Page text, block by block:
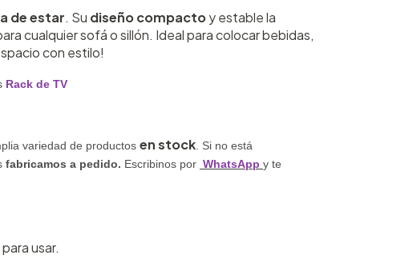
de estar. Su diseño compactoy estable la
cualquier sofá o sillón. Ideal para colocar bebidas,
con estilo!
Rack de TV
variedad de productos en stock. Si no está
fabricamos a pedido. Escribinos por WhatsApp y te
usar.